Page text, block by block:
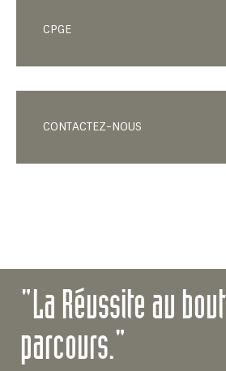
CPGE
CONTACTEZ-NOUS
"La Réussite au
parcours."